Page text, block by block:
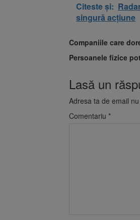
Citeste și:
singură acțiune
Companiile care
Persoanele fizice
Lasă un
Adresa ta de email
Comentariu *